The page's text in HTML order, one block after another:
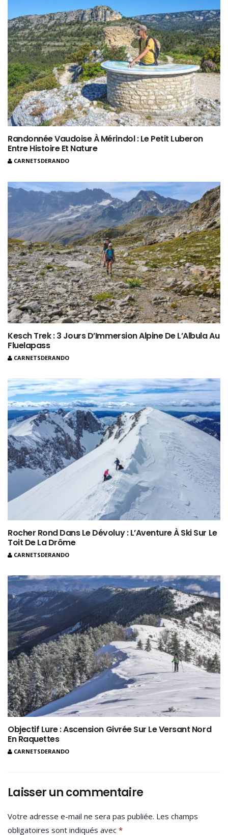
Randonnée Vaudoise À Mérindol : Le Petit Luberon
Entre Histoire Et Nature
CARNETSDERANDO
Kesch Trek : 3 Jours D’Immersion Alpine De L’Albula Au
Fluelapass
CARNETSDERANDO
Rocher Rond Dans Le Dévoluy : L’Aventure À Ski Sur Le
Toit De La Drôme
CARNETSDERANDO
Objectif Lure : Ascension Givrée Sur Le Versant Nord
En Raquettes
CARNETSDERANDO
Laisser un commentaire
Votre adresse e-mail ne sera pas publiée. Les champs
obligatoires sont indiqués avec *